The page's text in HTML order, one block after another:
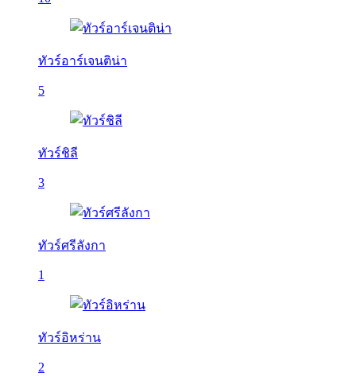
ทัวร์อาร์เจนติน่า
5
ทัวร์ชิลี
3
ทัวร์ศรีลังกา
1
ทัวร์อิหร่าน
2